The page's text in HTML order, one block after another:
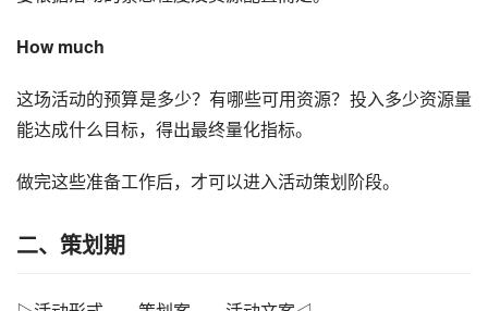
How much
这场活动的预算是多少？有哪些可用资源？投入多少资源量
能达成什么目标，得出最终量化指标。
做完这些准备工作后，才可以进入活动策划阶段。
二、策划期